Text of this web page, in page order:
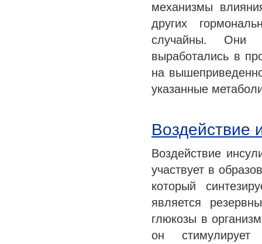
механизмы
других
случайны. Они
выработались в
на
указанные
Воздействие
Воздействие
участвует в
который
является
глюкозы в
он стимулирует